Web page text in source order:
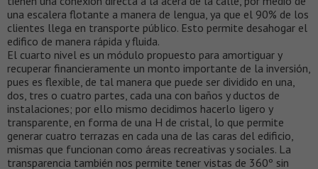
una escalera flotante a manera de lengua, ya que el 90% de los
clientes llega en transporte público. Esto permite desahogar el
edifico de manera rápida y fluida.
El cuarto nivel es un módulo propuesto para amortiguar y
recuperar financieramente un monto importante de la inversión,
pues es flexible, de tal manera que puede ser dividido en una,
dos, tres o cuatro partes, cada una con baños y ductos de
instalaciones; por ello mismo decidimos hacerlo ligero y
transparente, en forma de una H de cristal, lo que permite
generar cuatro terrazas en cada una de las caras del edificio,
mismas que funcionan como áreas recreativas y sociales. La
transparencia también nos permite tener vistas de 360º sin